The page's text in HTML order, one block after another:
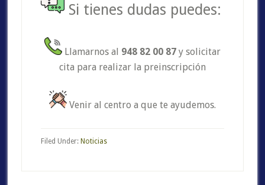
Si tienes dudas puedes:
Llamarnos al 948 82 00 87 y solicitar
cita para realizar la preinscripción
Venir al centro a que te ayudemos.
Filed Under: Noticias